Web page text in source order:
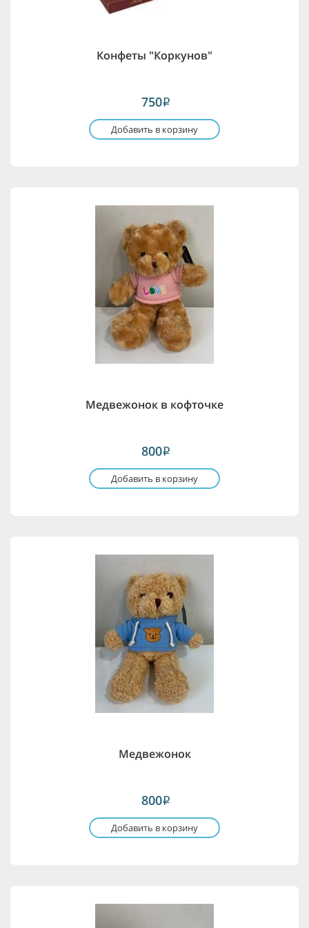
Конфеты "Коркунов"
750i
Добавить в корзину
Медвежонок в кофточке
800i
Добавить в корзину
Медвежонок
800i
Добавить в корзину